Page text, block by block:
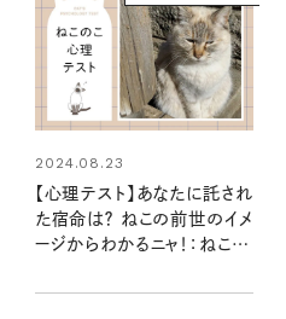
2024.08.23
【心理テスト】あなたに託され
た宿命は？ ねこの前世のイメ
ージからわかるニャ！：ねこの